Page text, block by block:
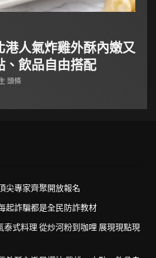
港人氣炸雞外酥內嫩又
、飲品自由搭配
頭條
尖專家齊聚開放報名
起詐騙都是全民防詐教材
式料理 從炒河粉到咖哩 展現現點現